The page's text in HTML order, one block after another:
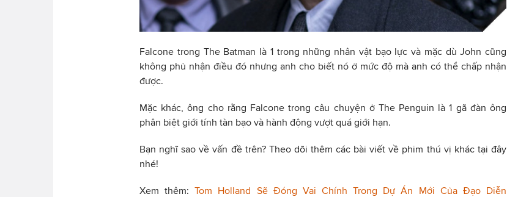
Falcone trong The Batman là 1 trong những nhân vật bạo lực và mặc dù John cũng
không phủ nhận điều đó nhưng anh cho biết nó ở mức độ mà anh có thể chấp nhận
được.
Mặc khác, ông cho rằng Falcone trong câu chuyện ở The Penguin là 1 gã đàn ông
phân biệt giới tính tàn bạo và hành động vượt quá giới hạn.
Bạn nghĩ sao về vấn đề trên? Theo dõi thêm các bài viết về phim thú vị khác tại đây
nhé!
Xem thêm:
Tom Holland Sẽ Đóng Vai Chính Trong Dự Án Mới Của Đạo Diễn